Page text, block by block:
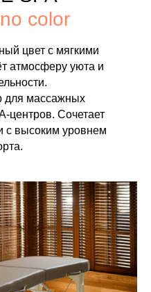
color
цвет с мягкими
атмосферу уюта и
для массажных
центров. Сочетает
с высоким уровнем